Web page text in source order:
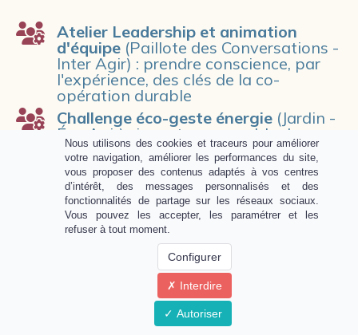
Atelier Leadership et animation
d'équipe (Paillote des Conversations -
Inter Agir) : prendre conscience, par
l'expérience, des clés de la co-
opération durable
Challenge éco-geste énergie (Jardin -
Éco Agir) : inventez ensemble des
éco-geste pour minimiser votre
impact énergétique pro et perso et
mettez-les naturellement en
pratique..
Séance de méditation : Trouver sa
raison d’être(Clairière - Harmonie de
l’Esprit) : Un moment pour poser des
intentions claires et se recentrer sur
Comment activer les clés de ton
énergie vitale durablement ?
Nous utilisons des cookies et traceurs pour améliorer
votre navigation, améliorer les performances du site,
vous proposer des contenus adaptés à vos centres
d’intérêt, des messages personnalisés et des
fonctionnalités de partage sur les réseaux sociaux.
Vous pouvez les accepter, les paramétrer et les
refuser à tout moment.
Configurer
Interdire
Autoriser